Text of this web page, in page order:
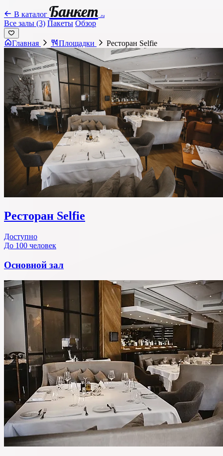
В каталог Банкет .ru
Все залы (3) Пакеты Обзор
Главная Площадки Ресторан Selfie
Ресторан Selfie
Доступно
До 100 человек
Основной зал